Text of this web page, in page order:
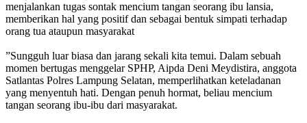
menjalankan tugas sontak mencium tangan seorang ibu lansia,
memberikan hal yang positif dan sebagai bentuk simpati terhadap
orang tua ataupun masyarakat
‎”Sungguh luar biasa dan jarang sekali kita temui. Dalam sebuah
momen bertugas menggelar SPHP, Aipda Deni Meydistira, anggota
Satlantas Polres Lampung Selatan, memperlihatkan keteladanan
yang menyentuh hati. Dengan penuh hormat, beliau mencium
tangan seorang ibu-ibu dari masyarakat.